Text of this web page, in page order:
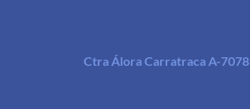
Ctra Álora Carratraca A-7078